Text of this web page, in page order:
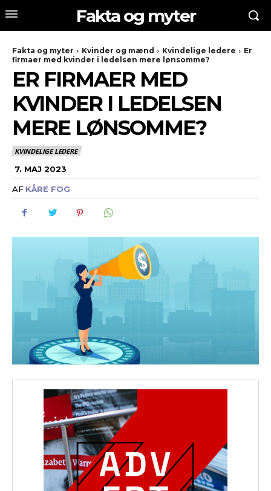
Fakta og myter
Fakta og myter Kvinder og mænd Kvindelige ledere
Er
firmaer med kvinder i ledelsen mere lønsomme?
ER FIRMAER MED
KVINDER I LEDELSEN
MERE LØNSOMME?
KVINDELIGE LEDERE
7. MAJ 2023
AF KÅRE FOG